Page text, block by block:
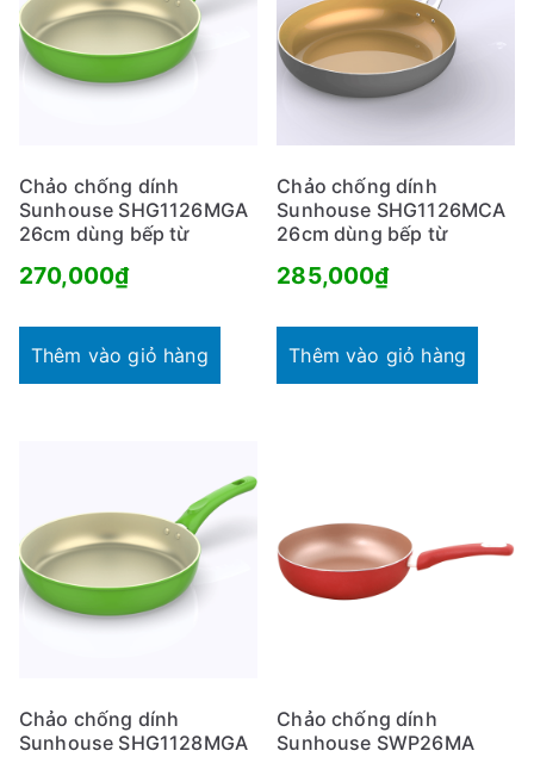
Chảo chống dính
Sunhouse SHG1126MGA
26cm dùng bếp từ
270,000₫
Thêm vào giỏ hàng
Chảo chống dính
Sunhouse SHG1126MCA
26cm dùng bếp từ
285,000₫
Thêm vào giỏ hàng
Chảo chống dính
Sunhouse SHG1128MGA
Chảo chống dính
Sunhouse SWP26MA